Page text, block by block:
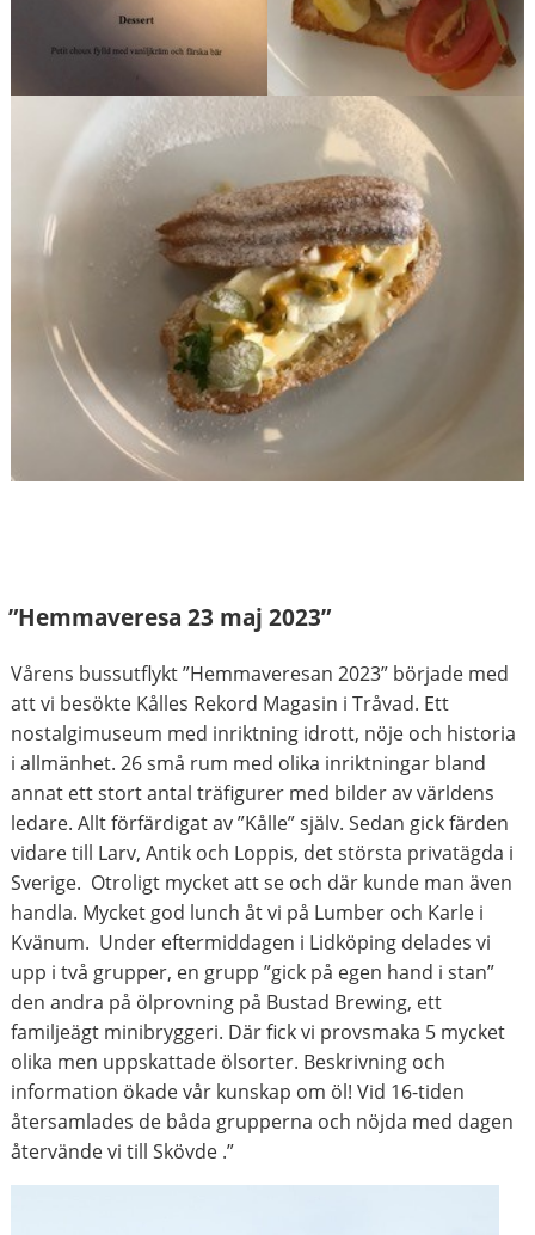
”Hemmaveresa 23 maj 2023”
Vårens bussutflykt ”Hemmaveresan 2023” började med
att vi besökte Kålles Rekord Magasin i Tråvad. Ett
nostalgimuseum med inriktning idrott, nöje och historia
i allmänhet. 26 små rum med olika inriktningar bland
annat ett stort antal träfigurer med bilder av världens
ledare. Allt förfärdigat av ”Kålle” själv. Sedan gick färden
vidare till Larv, Antik och Loppis, det största privatägda i
Sverige. Otroligt mycket att se och där kunde man även
handla. Mycket god lunch åt vi på Lumber och Karle i
Kvänum. Under eftermiddagen i Lidköping delades vi
upp i två grupper, en grupp ”gick på egen hand i stan”
den andra på ölprovning på Bustad Brewing, ett
familjeägt minibryggeri. Där fick vi provsmaka 5 mycket
olika men uppskattade ölsorter. Beskrivning och
information ökade vår kunskap om öl! Vid 16-tiden
återsamlades de båda grupperna och nöjda med dagen
återvände vi till Skövde .”